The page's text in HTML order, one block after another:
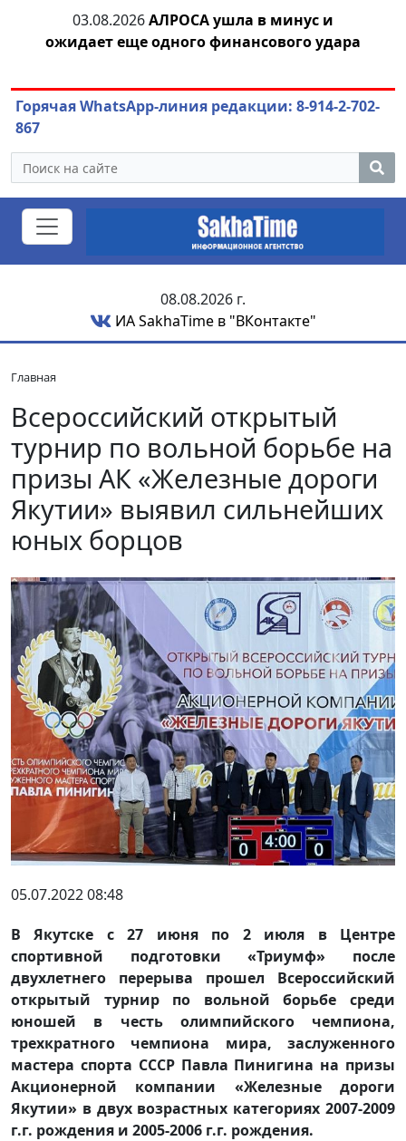
04.08.2026Маринычев у Путина: смотрины
или антикризисный разбор?
Горячая WhatsApp-линия редакции: 8-914-2-702-
867
08.08.2026 г.
ИА SakhaTime в "ВКонтакте"
Главная
Всероссийский открытый
турнир по вольной борьбе на
призы АК «Железные дороги
Якутии» выявил сильнейших
юных борцов
05.07.2022 08:48
В Якутске с 27 июня по 2 июля в Центре
спортивной подготовки «Триумф» после
двухлетнего перерыва прошел Всероссийский
открытый турнир по вольной борьбе среди
юношей в честь олимпийского чемпиона,
трехкратного чемпиона мира, заслуженного
мастера спорта СССР Павла Пинигина на призы
Акционерной компании «Железные дороги
Якутии» в двух возрастных категориях 2007-2009
г.г. рождения и 2005-2006 г.г. рождения.